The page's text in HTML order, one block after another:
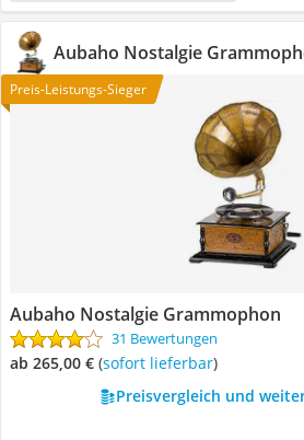
Aubaho Nostalgie
Preis-Leistungs-Sieger
Aubaho Nostalgie Grammophon
31 Bewertungen
ab 265,00 € ( Sofort lieferbar)
Preisvergleich und